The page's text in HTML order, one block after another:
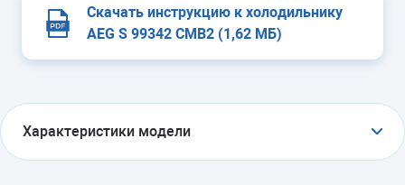
Скачать инструкцию к холодильнику
AEG S 99342 CMB2 (1,62 МБ)
Характеристики модели